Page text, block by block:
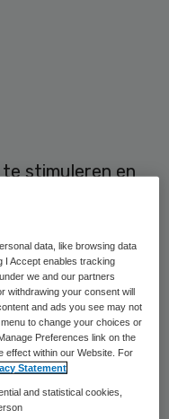
stimuleren en
haar
vorm van
gaat in het
tijdens
en
de
data, like browsing data
I Accept enables tracking
we and our partners
withdrawing your consent will
and ads you see may not
to change your choices or
Preferences link on the
effect within our Website. For
Statement
and statistical cookies,